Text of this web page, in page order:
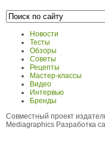
Новости
Тесты
Обзоры
Советы
Рецепты
Мастер-классы
Видео
Интервью
Бренды
Совместный проект
Mediagraphics Разработка